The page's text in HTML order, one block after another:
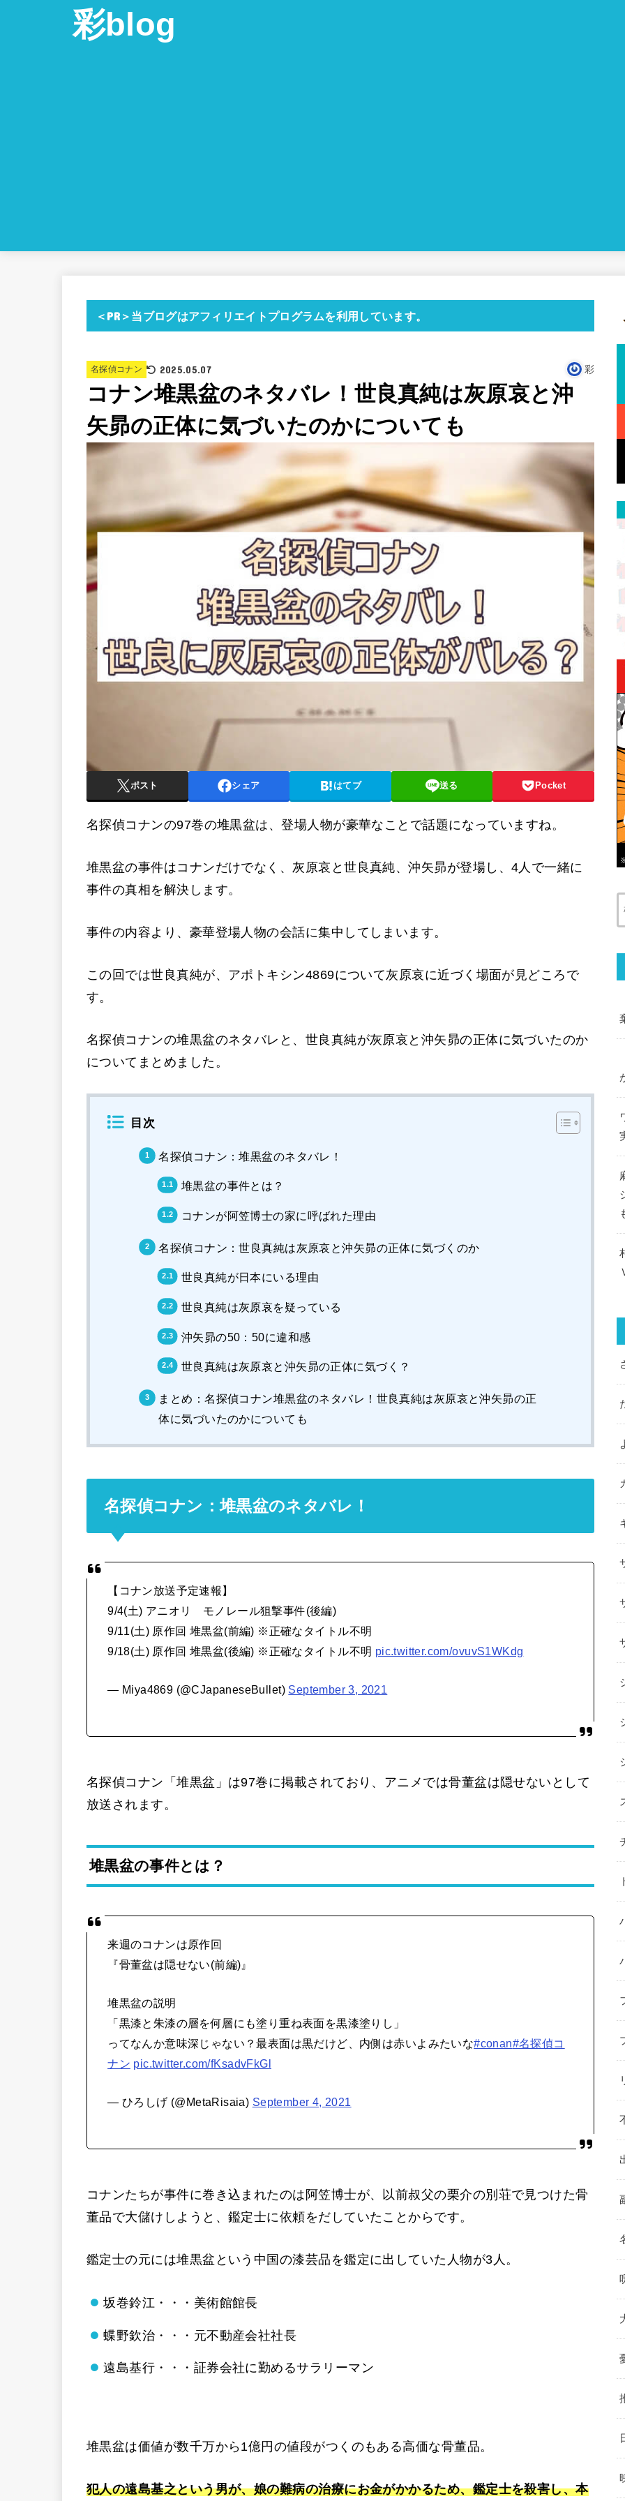
彩blog
＜PR＞当ブログはアフィリエイトプログラムを利用しています。
名探偵コナン 2025.05.07 彩
コナン堆黒盆のネタバレ！世良真純は灰原哀と沖
矢昴の正体に気づいたのかについても
ポスト シェア はてブ 送る Pocket
名探偵コナンの97巻の堆黒盆は、登場人物が豪華なことで話題になっていますね。
堆黒盆の事件はコナンだけでなく、灰原哀と世良真純、沖矢昴が登場し、4人で一緒に
事件の真相を解決します。
事件の内容より、豪華登場人物の会話に集中してしまいます。
この回では世良真純が、アポトキシン4869について灰原哀に近づく場面が見どころで
す。
名探偵コナンの堆黒盆のネタバレと、世良真純が灰原哀と沖矢昴の正体に気づいたのか
についてまとめました。
目次
名探偵コナン：堆黒盆のネタバレ！
堆黒盆の事件とは？
コナンが阿笠博士の家に呼ばれた理由
名探偵コナン：世良真純は灰原哀と沖矢昴の正体に気づくのか
世良真純が日本にいる理由
世良真純は灰原哀を疑っている
沖矢昴の50：50に違和感
世良真純は灰原哀と沖矢昴の正体に気づく？
まとめ：名探偵コナン堆黒盆のネタバレ！世良真純は灰原哀と沖矢昴の正
体に気づいたのかについても
名探偵コナン：堆黒盆のネタバレ！
【コナン放送予定速報】
9/4(土) アニオリ モノレール狙撃事件(後編)
9/11(土) 原作回 堆黒盆(前編) ※正確なタイトル不明
9/18(土) 原作回 堆黒盆(後編) ※正確なタイトル不明 pic.twitter.com/ovuvS1WKdg
— Miya4869 (@CJapaneseBullet) September 3, 2021
名探偵コナン「堆黒盆」は97巻に掲載されており、アニメでは骨董盆は隠せないとして
放送されます。
堆黒盆の事件とは？
来週のコナンは原作回
『骨董盆は隠せない(前編)』
堆黒盆の説明
「黒漆と朱漆の層を何層にも塗り重ね表面を黒漆塗りし」
ってなんか意味深じゃない？最表面は黒だけど、内側は赤いよみたいな#conan#名探偵コ
ナン pic.twitter.com/fKsadvFkGl
— ひろしげ (@MetaRisaia) September 4, 2021
コナンたちが事件に巻き込まれたのは阿笠博士が、以前叔父の栗介の別荘で見つけた骨
董品で大儲けしようと、鑑定士に依頼をだしていたことからです。
鑑定士の元には堆黒盆という中国の漆芸品を鑑定に出していた人物が3人。
坂巻鈴江・・・美術館館長
蝶野欽治・・・元不動産会社社長
遠島基行・・・証券会社に勤めるサラリーマン
堆黒盆は価値が数千万から1億円の値段がつくのもある高価な骨董品。
犯人の遠島基之という男が、娘の難病の治療にお金がかかるため、鑑定士を殺害し、本